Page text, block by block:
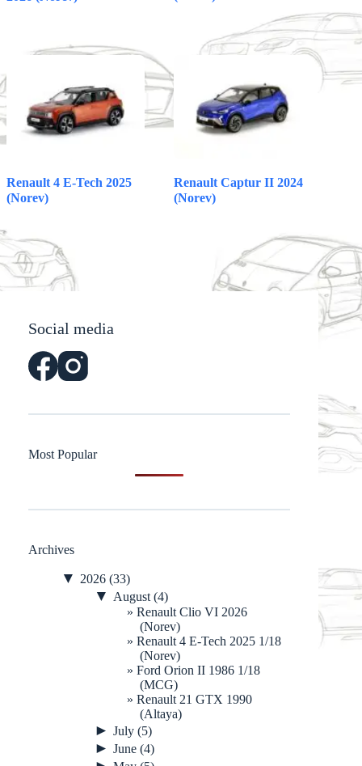
Renault 4 E-Tech 2025
(Norev)
Renault Captur II 2024
(Norev)
Social media
Most Popular
Archives
▼ 2026 (33)
▼ August (4)
Renault Clio VI 2026
(Norev)
Renault 4 E-Tech 2025 1/18
(Norev)
Ford Orion II 1986 1/18
(MCG)
Renault 21 GTX 1990
(Altaya)
► July (5)
► June (4)